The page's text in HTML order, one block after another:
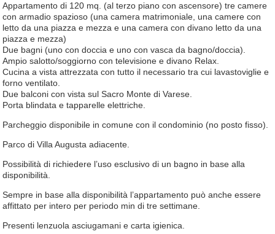
Appartamento di 120 mq. (al terzo piano con ascensore) tre camere
con armadio spazioso (una camera matrimoniale, una camere con
letto da una piazza e mezza e una camera con divano letto da una
piazza e mezza)
Due bagni (uno con doccia e uno con vasca da bagno/doccia).
Ampio salotto/soggiorno con televisione e divano Relax.
Cucina a vista attrezzata con tutto il necessario tra cui lavastoviglie e
forno ventilato.
Due balconi con vista sul Sacro Monte di Varese.
Porta blindata e tapparelle elettriche.
Parcheggio disponibile in comune con il condominio (no posto fisso).
Parco di Villa Augusta adiacente.
Possibilità di richiedere l’uso esclusivo di un bagno in base alla
disponibilità.
Sempre in base alla disponibilità l’appartamento può anche essere
affittato per intero per periodo min di tre settimane.
Presenti lenzuola asciugamani e carta igienica.